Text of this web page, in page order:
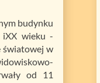
budynku
iXX wieku -
światowej w
od 11